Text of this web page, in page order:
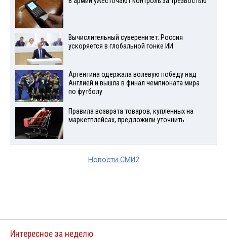
Вычислительный суверенитет: Россия
ускоряется в глобальной гонке ИИ
Аргентина одержала волевую победу над
Англией и вышла в финал чемпионата мира
по футболу
Правила возврата товаров, купленных на
маркетплейсах, предложили уточнить
Новости СМИ2
Интересное за неделю